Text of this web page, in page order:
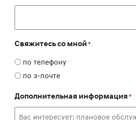
Свяжитесь со мной*
по телефону
по э-почте
Дополнительная информация*